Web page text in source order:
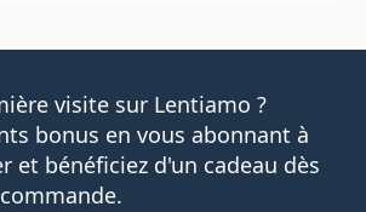
visite sur Lentiamo ?
bonus en vous abonnant à
et bénéficiez d'un cadeau dès